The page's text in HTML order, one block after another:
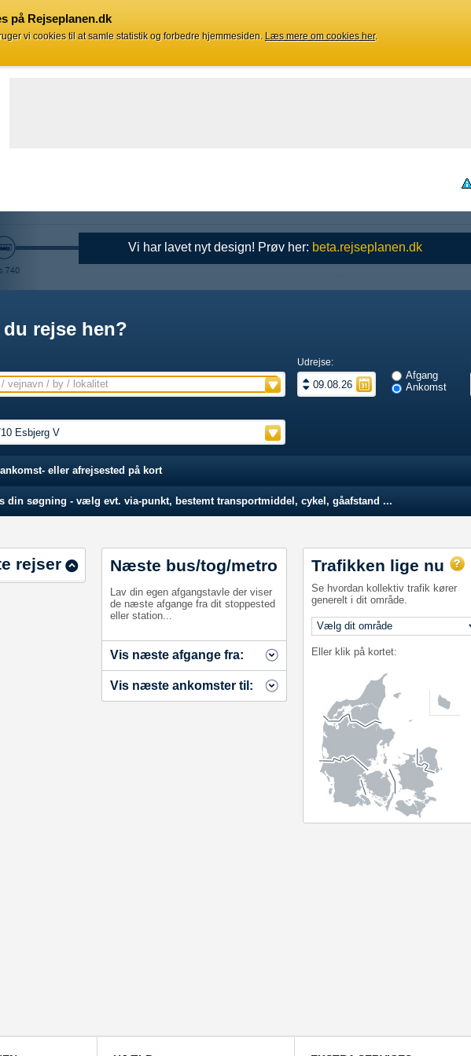
på Rejseplanen.dk
vi cookies til at samle statistik og forbedre hjemmesiden. Læs mere om cookies her.
Vi har lavet nyt design! Prøv her: beta.rejseplanen.dk
rejse hen?
vejnavn / by / lokalitet
Udrejse:
Afgang
Ankomst
eller afrejsested på kort
din søgning - vælg evt. via-punkt, bestemt transportmiddel, cykel, gåafstand ...
rejser Næste bus/tog/metro
Lav din egen afgangstavle der viser
de næste afgange fra dit stoppested
eller station...
Vis næste afgange fra:
Vis næste ankomster til:
Trafikken lige nu
Se hvordan kollektiv trafik kører
generelt i dit område.
Eller klik på kortet: